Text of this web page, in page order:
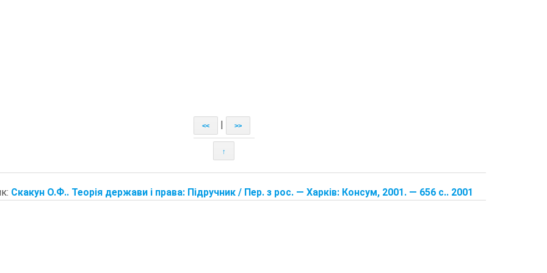
<< >>
↑
Скакун О.Ф.. Теорія держави і права: Підручник / Пер. з рос. — Харків: Консум, 2001. — 656 с.. 2001